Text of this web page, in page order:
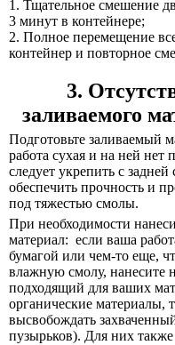
1. Тщательное смешение
3 минут в контейнере;
2. Полное перемещение
контейнер и повторное
3.
заливаемого
Подготовьте заливаемый
работа сухая и на ней
следует укрепить с
обеспечить прочность и
под тяжестью смолы.
При необходимости
материал: если ваша
бумагой или чем-то еще,
влажную смолу, нанесите
подходящий для ваших
органические материалы,
высвобождать
пузырьков). Для них